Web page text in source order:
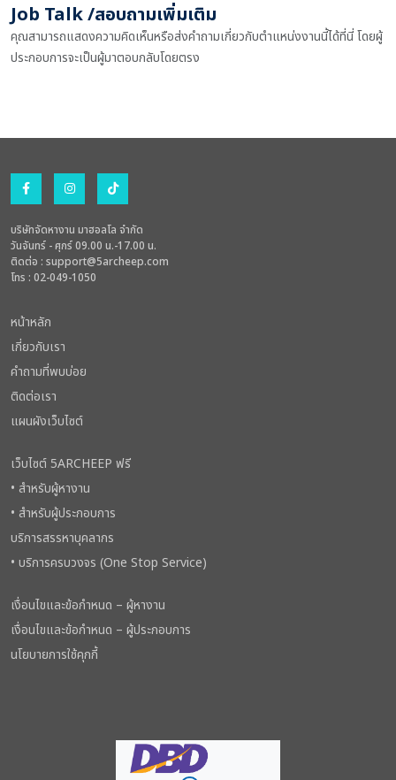
Job Talk /สอบถามเพิ่มเติม
คุณสามารถแสดงความคิดเห็นหรือส่งคำถามเกี่ยวกับตำแหน่งงานนี้ได้ที่นี่ โดยผู้
ประกอบการจะเป็นผู้มาตอบกลับโดยตรง
บริษัทจัดหางาน มาฮอลโล จำกัด
วันจันทร์ - ศุกร์ 09.00 น.-17.00 น.
ติดต่อ : support@5archeep.com
โทร : 02-049-1050
หน้าหลัก
เกี่ยวกับเรา
คำถามที่พบบ่อย
ติดต่อเรา
แผนผังเว็บไซต์
เว็บไซต์ 5ARCHEEP ฟรี
• สำหรับผู้หางาน
• สำหรับผู้ประกอบการ
บริการสรรหาบุคลากร
• บริการครบวงจร (One Stop Service)
เงื่อนไขและข้อกำหนด – ผู้หางาน
เงื่อนไขและข้อกำหนด – ผู้ประกอบการ
นโยบายการใช้คุกกี้